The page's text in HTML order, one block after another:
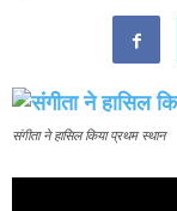
संगीता ने हासिल किया प्रथम स्थान